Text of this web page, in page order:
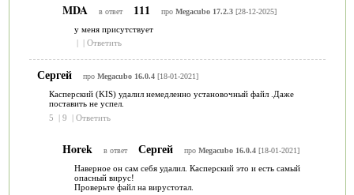
MDA в ответ 111 про Megacubo 17.2.3[28-12-2025]
у меня присутствует
| | Ответить
Сергей про Megacubo 16.0.4[18-01-2021]
Касперский (KIS) удалил немедленно установочный файл .Даже
поставить не успел.
5
| 9 | Ответить
Horek в ответ Сергей про Megacubo 16.0.4[18-01-2021]
Наверное он сам себя удалил. Касперский это и есть самый
опасный вирус!
Проверьте файл на вирустотал.